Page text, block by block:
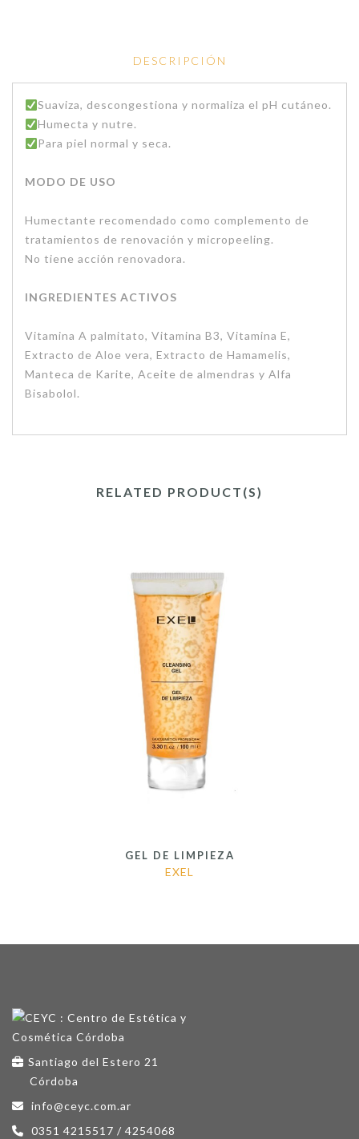
DESCRIPCIÓN
Suaviza, descongestiona y normaliza el pH cutáneo.
Humecta y nutre.
Para piel normal y seca.
MODO DE USO
Humectante recomendado como complemento de
tratamientos de renovación y micropeeling.
No tiene acción renovadora.
INGREDIENTES ACTIVOS
Vitamina A palmitato, Vitamina B3, Vitamina E,
Extracto de Aloe vera, Extracto de Hamamelis,
Manteca de Karite, Aceite de almendras y Alfa
Bisabolol.
RELATED PRODUCT(S)
GEL DE LIMPIEZA
EXEL
Santiago del Estero 21
Córdoba
info@ceyc.com.ar
0351 4215517 / 4254068